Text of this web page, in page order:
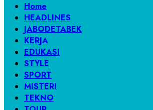
Home
HEADLINES
JABODETABEK
KERJA
EDUKASI
STYLE
SPORT
MISTERI
TEKNO